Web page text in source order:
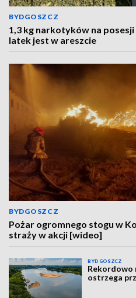
BYDGOSZCZ
1,3 kg narkotyków na
latek jest w areszcie
BYDGOSZCZ
Pożar ogromnego stogu w
straży w akcji [wideo]
BYDGOSZCZ
Rekordowo
ostrzega